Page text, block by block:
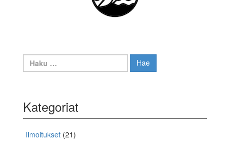
Haku:
Kategoriat
Ilmoitukset (21)